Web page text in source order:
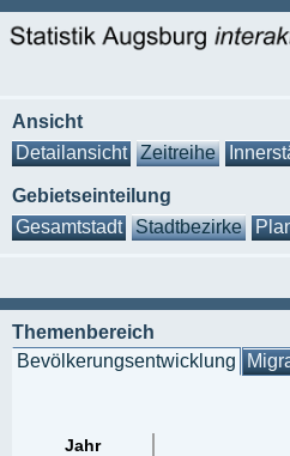
Ansicht
Detailansicht
Zeitreihe
Gebietseinteilung
Gesamtstadt
Stadtbezirke
Themenbereich
Bevölkerungsentwicklung
Jahr